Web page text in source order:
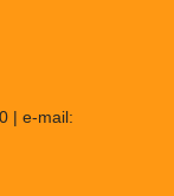
| e-mail: